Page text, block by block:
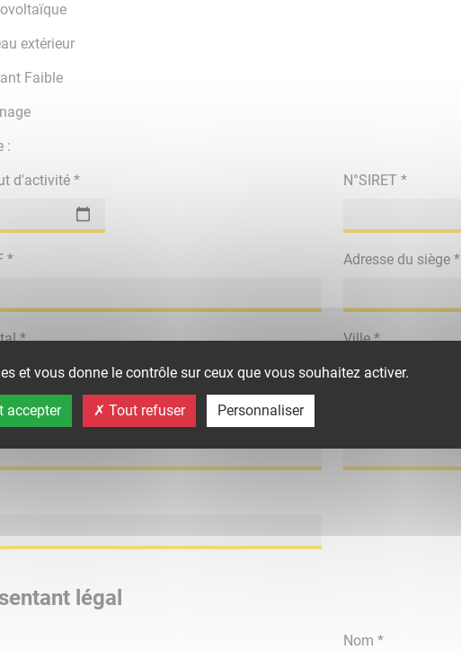
extérieur
Faible
:
d'activité *
N°SIRET *
* Adresse du siège *
* Ville *
*
légal
Nom *
et vous donne le contrôle sur ceux que vous souhaitez activer.
accepter Tout refuser Personnaliser